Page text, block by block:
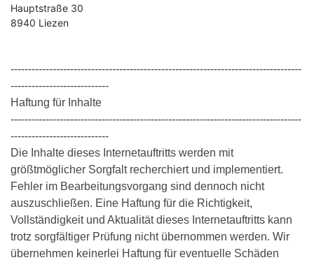
Hauptstraße 30
8940 Liezen
-----------------------------------------------------------------------------------
----------------------------
Haftung für Inhalte
-----------------------------------------------------------------------------------
----------------------------
Die Inhalte dieses Internetauftritts werden mit
größtmöglicher Sorgfalt recherchiert und implementiert.
Fehler im Bearbeitungsvorgang sind dennoch nicht
auszuschließen. Eine Haftung für die Richtigkeit,
Vollständigkeit und Aktualität dieses Internetauftritts kann
trotz sorgfältiger Prüfung nicht übernommen werden. Wir
übernehmen keinerlei Haftung für eventuelle Schäden